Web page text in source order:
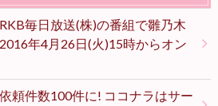
毎日放送(株)の番組で雛乃木
年4月26日(火)15時からオン
頼件数100件に! ココナラはサー